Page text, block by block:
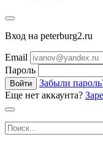
Вход на peterburg2.ru
Email
Пароль
Войти
Забыли
Еще нет аккаунта?